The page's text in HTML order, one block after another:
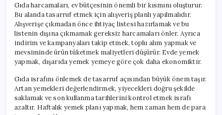
Gıda harcamaları, ev bütçesinin önemli bir kısmını oluşturur.
Bu alanda tasarruf etmek için alışveriş planlı yapılmalıdır.
Alışverişe çıkmadan önce ihtiyaç listesi hazırlamak ve bu
listenin dışına çıkmamak gereksiz harcamaları önler. Ayrıca
indirim ve kampanyaları takip etmek, toplu alım yapmak ve
mevsiminde ürün tüketmek maliyetleri düşürür. Evde yemek
yapmak, dışarıda yemek yemeye göre çok daha ekonomiktir.
Gıda israfını önlemek de tasarruf açısından büyük önem taşır.
Artan yemekleri değerlendirmek, yiyecekleri doğru şekilde
saklamak ve son kullanma tarihlerini kontrol etmek israfı
azaltır. Haftalık yemek planı yapmak, hem zaman hem de para